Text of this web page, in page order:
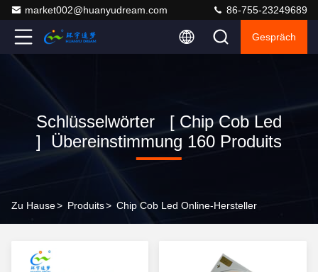
market002@huanyudream.com 86-755-23249689
Gespräch
Schlüsselwörter [ Chip Cob Led
] Übereinstimmung 160 Produits
Zu Hause> Produits> Chip Cob Led Online-Hersteller